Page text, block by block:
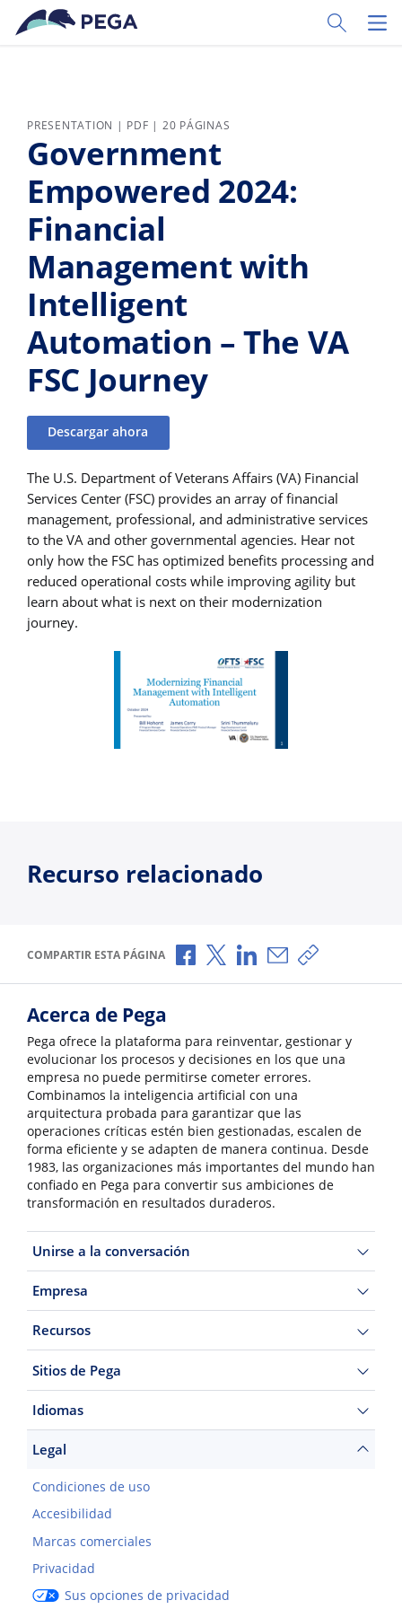
Ir al contenido principal
Toggle
PRESENTATION | PDF | 20 PÁGINAS
Government
Empowered 2024:
Financial
Management with
Intelligent
Automation – The VA
FSC Journey
Descargar ahora
The U.S. Department of Veterans Affairs (VA) Financial
Services Center (FSC) provides an array of financial
management, professional, and administrative services
to the VA and other governmental agencies. Hear not
only how the FSC has optimized benefits processing and
reduced operational costs while improving agility but
learn about what is next on their modernization
journey.
Recurso relacionado
COMPARTIR ESTA PÁGINA Compartir a través de Facebook
Compartir a través de X
Compartir a través de
Compartir por
Copiar
Acerca de Pega
Pega ofrece la plataforma para reinventar, gestionar y
evolucionar los procesos y decisiones en los que una
empresa no puede permitirse cometer errores.
Combinamos la inteligencia artificial con una
arquitectura probada para garantizar que las
operaciones críticas estén bien gestionadas, escalen de
forma eficiente y se adapten de manera continua. Desde
1983, las organizaciones más importantes del mundo han
confiado en Pega para convertir sus ambiciones de
transformación en resultados duraderos.
Unirse a la conversación
Empresa
Recursos
Sitios de Pega
Idiomas
Legal
Condiciones de uso
Accesibilidad
Marcas comerciales
Privacidad
Sus opciones de privacidad